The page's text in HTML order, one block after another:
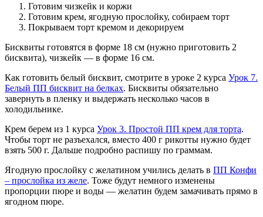
Готовим чизкейк и коржи
Готовим крем, ягодную прослойку, собираем торт
Покрываем торт кремом и декорируем
Бисквиты готовятся в форме 18 см (нужно приготовить 2
бисквита), чизкейк — в форме 16 см.
Как готовить белый бисквит, смотрите в уроке 2 курса Урок 7.
Белый ПП бисквит на белках. Бисквиты обязательно
завернуть в пленку и выдержать несколько часов в
холодильнике.
Крем берем из 1 курса Урок 3. Простой ПП крем для торта.
Чтобы торт не разъехался, вместо 400 г рикотты нужно будет
взять 500 г. Дальше подробно распишу по граммам.
Ягодную прослойку с желатином учились делать в ПП Конфи
– прослойка из желе. Тоже будут немного изменены
пропорции пюре и воды — желатин будем замачивать прямо в
ягодном пюре.